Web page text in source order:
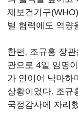
제보건기구
벌 협력에도 역량
한편, 조규홍 장
관으로 4일 임명
가 연이어 낙마하
상황이었다. 조규
국정감사에 자리